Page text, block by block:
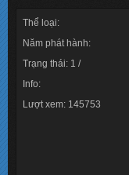
Thể loại:
Năm phát hành:
Trạng thái: 1 /
Info:
Lượt xem: 145753